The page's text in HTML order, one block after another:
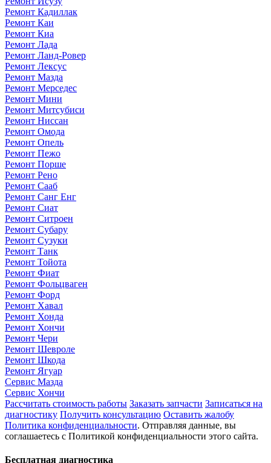
Ремонт Кадиллак
Ремонт Каи
Ремонт Киа
Ремонт Лада
Ремонт Ланд-Ровер
Ремонт Лексус
Ремонт Мазда
Ремонт Мерседес
Ремонт Мини
Ремонт Митсубиси
Ремонт Ниссан
Ремонт Омода
Ремонт Опель
Ремонт Пежо
Ремонт Порше
Ремонт Рено
Ремонт Сааб
Ремонт Санг Енг
Ремонт Сиат
Ремонт Ситроен
Ремонт Субару
Ремонт Сузуки
Ремонт Танк
Ремонт Тойота
Ремонт Фиат
Ремонт Фольцваген
Ремонт Форд
Ремонт Хавал
Ремонт Хонда
Ремонт Хончи
Ремонт Чери
Ремонт Шевроле
Ремонт Шкода
Ремонт Ягуар
Сервис Мазда
Сервис Хончи
Рассчитать стоимость работы Заказать запчасти Записаться на
диагностику Получить консультацию Оставить жалобу
Политика конфиденциальности. Отправляя данные, вы
соглашаетесь с Политикой конфиденциальности этого сайта.
Бесплатная диагностика